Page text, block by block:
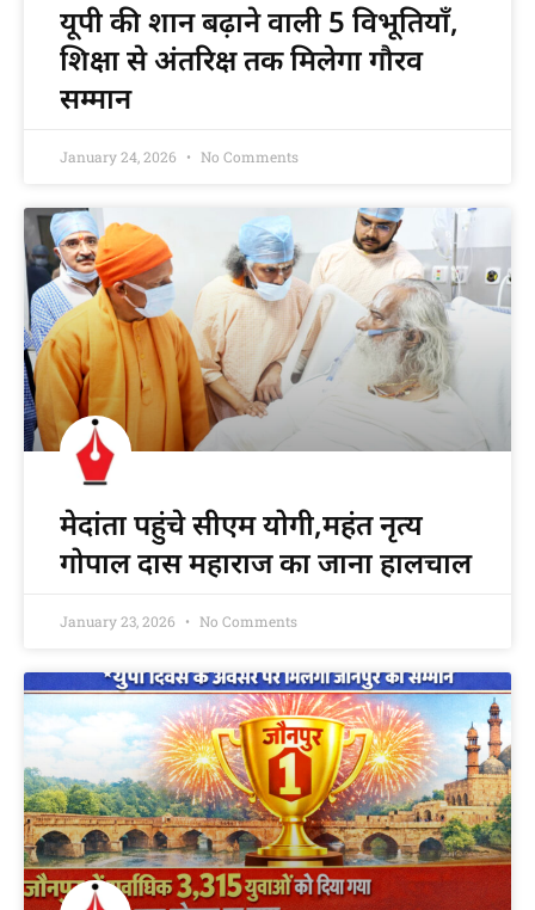
यूपी की शान बढ़ाने वाली 5 विभूतियाँ,
शिक्षा से अंतरिक्ष तक मिलेगा गौरव
सम्मान
January 24, 2026 No Comments
मेदांता पहुंचे सीएम योगी,महंत नृत्य
गोपाल दास महाराज का जाना हालचाल
January 23, 2026 No Comments